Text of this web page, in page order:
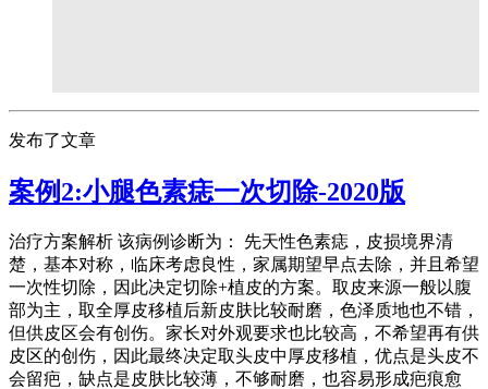
发布了文章
案例2:小腿色素痣一次切除-2020版
治疗方案解析 该病例诊断为： 先天性色素痣，皮损境界清
楚，基本对称，临床考虑良性，家属期望早点去除，并且希望
一次性切除，因此决定切除+植皮的方案。取皮来源一般以腹
部为主，取全厚皮移植后新皮肤比较耐磨，色泽质地也不错，
但供皮区会有创伤。家长对外观要求也比较高，不希望再有供
皮区的创伤，因此最终决定取头皮中厚皮移植，优点是头皮不
会留疤，缺点是皮肤比较薄，不够耐磨，也容易形成疤痕愈